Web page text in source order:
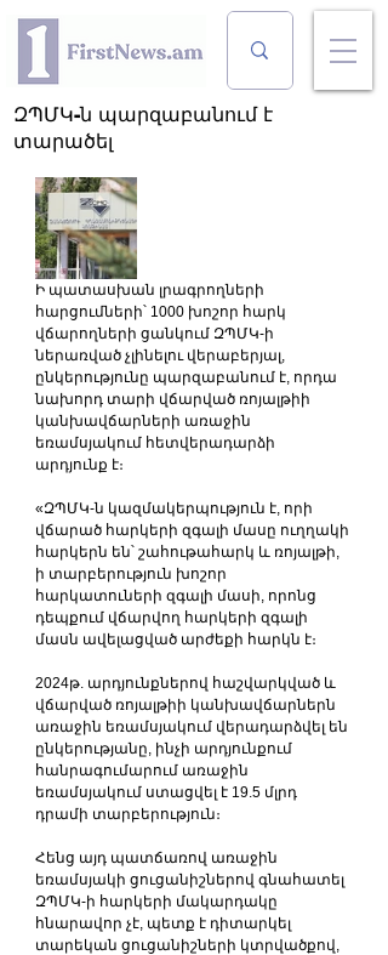
ԶՊՄԿ-ն պարզաբանում է
տարածել
Ի պատասխան լրագրողների
հարցումների՝ 1000 խոշոր հարկ
վճարողների ցանկում ԶՊՄԿ-ի
ներառված չլինելու վերաբերյալ,
ընկերությունը պարզաբանում է, որդա
նախորդ տարի վճարված ռոյալթիի
կանխավճարների առաջին
եռամսյակում հետվերադարձի
արդյունք է։
«ԶՊՄԿ-ն կազմակերպություն է, որի
վճարած հարկերի զգալի մասը ուղղակի
հարկերն են՝ շահութահարկ և ռոյալթի,
ի տարբերություն խոշոր
հարկատուների զգալի մասի, որոնց
դեպքում վճարվող հարկերի զգալի
մասն ավելացված արժեքի հարկն է։
2024թ. արդյունքներով հաշվարկված և
վճարված ռոյալթիի կանխավճարներն
առաջին եռամսյակում վերադարձվել են
ընկերությանը, ինչի արդյունքում
հանրագումարում առաջին
եռամսյակում ստացվել է 19.5 մլրդ
դրամի տարբերություն։
Հենց այդ պատճառով առաջին
եռամսյակի ցուցանիշներով գնահատել
ԶՊՄԿ-ի հարկերի մակարդակը
հնարավոր չէ, պետք է դիտարկել
տարեկան ցուցանիշների կտրվածքով,